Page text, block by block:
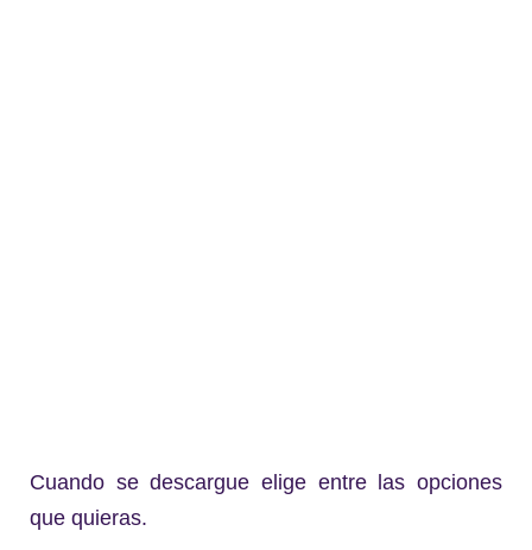
Cuando se descargue elige entre las opciones
que quieras.